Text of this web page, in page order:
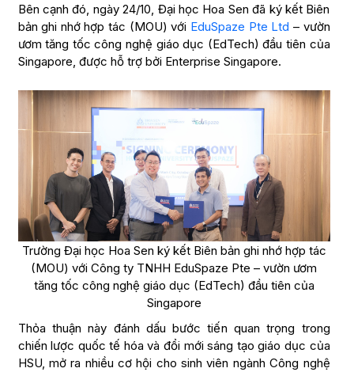
Bên cạnh đó, ngày 24/10, Đại học Hoa Sen đã ký kết Biên
bản ghi nhớ hợp tác (MOU) với EduSpaze Pte Ltd – vườn
ươm tăng tốc công nghệ giáo dục (EdTech) đầu tiên của
Singapore, được hỗ trợ bởi Enterprise Singapore.
Trường Đại học Hoa Sen ký kết Biên bản ghi nhớ hợp tác
(MOU) với Công ty TNHH EduSpaze Pte – vườn ươm
tăng tốc công nghệ giáo dục (EdTech) đầu tiên của
Singapore
Thỏa thuận này đánh dấu bước tiến quan trọng trong
chiến lược quốc tế hóa và đổi mới sáng tạo giáo dục của
HSU, mở ra nhiều cơ hội cho sinh viên ngành Công nghệ